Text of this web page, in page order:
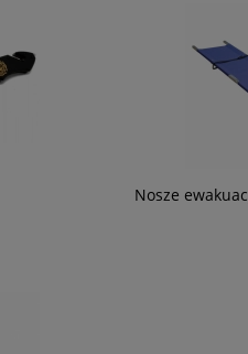
Nosze